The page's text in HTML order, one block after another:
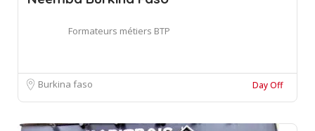
Formateurs métiers BTP
Burkina faso Day Off